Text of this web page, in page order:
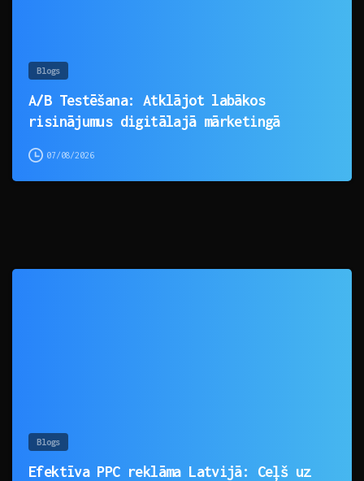
Blogs
A/B Testēšana: Atklājot labākos
risinājumus digitālajā mārketingā
07/08/2026
Blogs
Efektīva PPC reklāma Latvijā: Ceļš uz